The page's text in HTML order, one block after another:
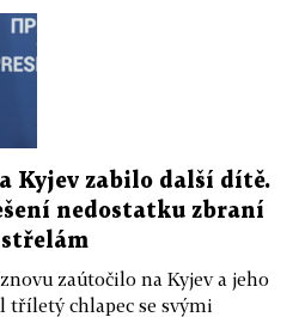
Kyjev zabilo další dítě.
nedostatku zbraní
zaútočilo na Kyjev a jeho
chlapec se svými